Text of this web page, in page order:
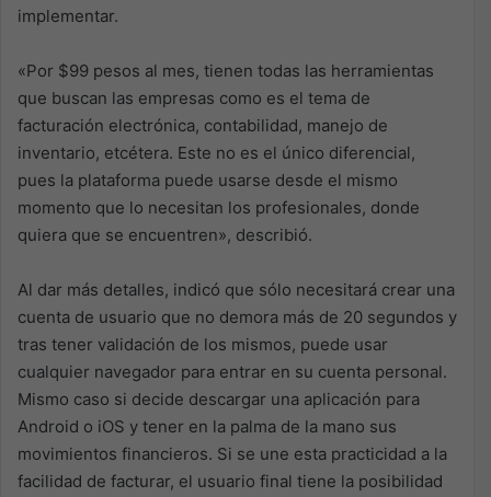
implementar.
«Por $99 pesos al mes, tienen todas las herramientas
que buscan las empresas como es el tema de
facturación electrónica, contabilidad, manejo de
inventario, etcétera. Este no es el único diferencial,
pues la plataforma puede usarse desde el mismo
momento que lo necesitan los profesionales, donde
quiera que se encuentren», describió.
Al dar más detalles, indicó que sólo necesitará crear una
cuenta de usuario que no demora más de 20 segundos y
tras tener validación de los mismos, puede usar
cualquier navegador para entrar en su cuenta personal.
Mismo caso si decide descargar una aplicación para
Android o iOS y tener en la palma de la mano sus
movimientos financieros. Si se une esta practicidad a la
facilidad de facturar, el usuario final tiene la posibilidad